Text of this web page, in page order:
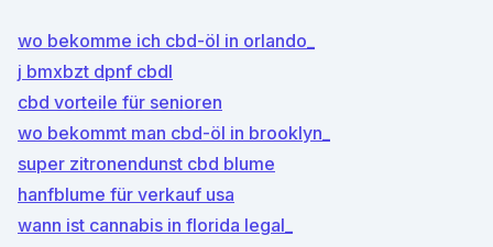
wo bekomme ich cbd-öl in orlando_
j bmxbzt dpnf cbdl
cbd vorteile für senioren
wo bekommt man cbd-öl in brooklyn_
super zitronendunst cbd blume
hanfblume für verkauf usa
wann ist cannabis in florida legal_